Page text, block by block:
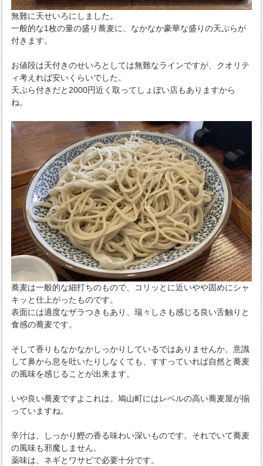
無難に天せいろにしました。
一般的な1枚の量の盛り蕎麦に、なかなか豪華な盛りの天ぷらが
付きます。
お値段は天付きのせいろとしては無難なラインですが、クオリテ
ィ考えれば安いくらいでした。
天ぷら付きだと2000円近く取ってしょぼい店もありますから
ね。
蕎麦は一般的な細打ちのもので、コリッとに近いやや固めにシャ
キッと仕上がったものです。
表面には適度なザラつきもあり、瑞々しさも感じる良い舌触りと
食感の蕎麦です。
そして香りもなかなかしっかりしているではありませんか。意識
して鼻から息を吐いたりしなくても、すすっていれば自然と蕎麦
の風味を感じることが出来ます。
いや良い蕎麦ですよこれは。鳩山町にはレベルの高い蕎麦屋が揃
っていますね。
辛汁は、しっかり鰹の香る味わい深いものです。それでいて蕎麦
の風味も邪魔しません。
薬味は、ネギとワサビで必要十分です。